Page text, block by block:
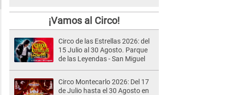
¡Vamos al Circo!
Circo de las Estrellas 2026: del
15 Julio al 30 Agosto. Parque
de las Leyendas - San Miguel
Circo Montecarlo 2026: Del 17
de Julio hasta el 30 Agosto en